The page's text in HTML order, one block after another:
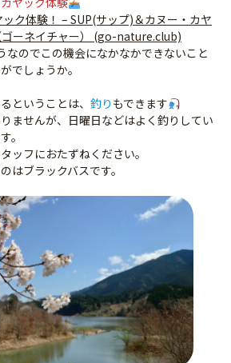
ク体験！ – SUP(サップ)＆カヌー・カヤ
ーネイチャー） (go-nature.club)
なのでこの機会になかなかできないこと
でしょうか。
ということは、 釣り もできます
ませんが、日曜日などはよく釣りしてい
。
ッフにおたずねください。
はブラックバスです。